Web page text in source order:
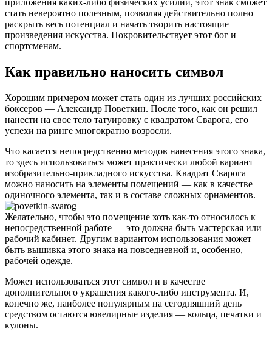
приложения каких-либо физических усилий, этот знак сможет
стать невероятно полезным, позволяя действительно полно
раскрыть весь потенциал и начать творить настоящие
произведения искусства. Покровительствует этот бог и
спортсменам.
Как правильно наносить символ
Хорошим примером может стать один из лучших российских
боксеров — Александр Поветкин. После того, как он решил
нанести на свое тело татуировку с квадратом Сварога, его
успехи на ринге многократно возросли.
Что касается непосредственно методов нанесения этого знака,
то здесь использоваться может практически любой вариант
изобразительно-прикладного искусства. Квадрат Сварога
можно наносить на элементы помещений — как в качестве
одиночного элемента, так и в составе сложных орнаментов.
Желательно, чтобы это помещение хоть как-то относилось к
непосредственной работе — это должна быть мастерская или
рабочий кабинет. Другим вариантом использования может
быть вышивка этого знака на повседневной и, особенно,
рабочей одежде.
Может использоваться этот символ и в качестве
дополнительного украшения какого-либо инструмента. И,
конечно же, наиболее популярным на сегодняшний день
средством остаются ювелирные изделия — кольца, печатки и
кулоны.